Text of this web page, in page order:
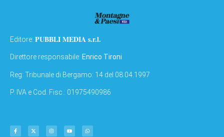
Editore: PUBBLI MEDIA s.r.l.
Direttore responsabile: Enrico Tironi
Reg: Tribunale di Bergamo: 14 del 08.04.1997
P. IVA e Cod. Fisc.: 01975490986